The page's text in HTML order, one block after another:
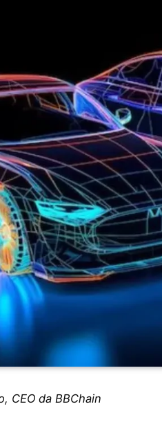
CEO da BBChain